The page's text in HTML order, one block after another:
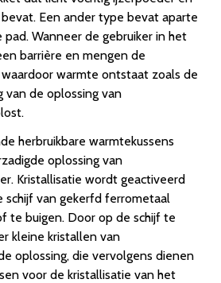
Een ander type bevat aparte
Wanneer de gebruiker in het
barrière en mengen de
warmte ontstaat zoals de
de oplossing van
herbruikbare warmtekussens
oplossing van
Kristallisatie wordt geactiveerd
van gekerfd ferrometaal
te buigen. Door op de schijf te
kleine kristallen van
oplossing, die vervolgens dienen
voor de kristallisatie van het